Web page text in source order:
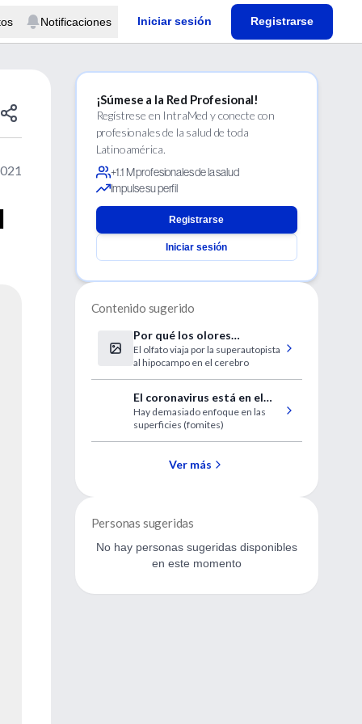
Notificaciones Iniciar sesión Registrarse
¡Súmese a la Red Profesional!
Regístrese en IntraMed y conecte con
profesionales de la salud de toda
Latinoamérica.
+1.1 M profesionales de la salud
Impulse su perfil
Registrarse
Iniciar sesión
Contenido sugerido
Por qué los olores
desencadenan recuerdos
poderosos
El olfato viaja por la superautopista
al hipocampo en el cerebro
El coronavirus está en el
aire
Hay demasiado enfoque en las
superficies (fomites)
Ver más
Personas sugeridas
No hay personas sugeridas disponibles
en este momento